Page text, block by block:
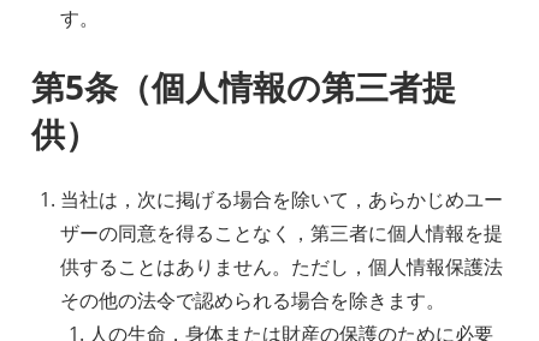
す。
第5条（個人情報の第三者提
供）
当社は，次に掲げる場合を除いて，あらかじめユー
ザーの同意を得ることなく，第三者に個人情報を提
供することはありません。ただし，個人情報保護法
その他の法令で認められる場合を除きます。
人の生命，身体または財産の保護のために必要